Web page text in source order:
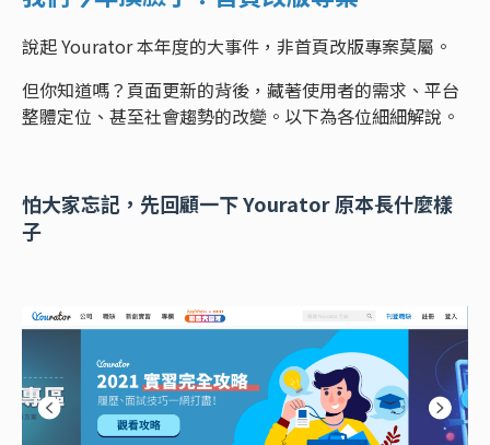
說起 Yourator 本年度的大事件，非首頁改版專案莫屬。
但你知道嗎？頁面更新的背後，藏著使用者的需求、平台
整體定位、甚至社會趨勢的改變。以下為各位細細解說。
怕大家忘記，先回顧一下 Yourator 原本長什麼樣
子